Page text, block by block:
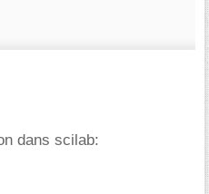
dans scilab: